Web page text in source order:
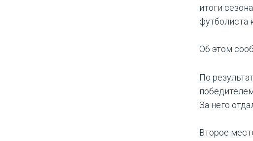
итоги
футболиста
Об этом
По
За него
Второе